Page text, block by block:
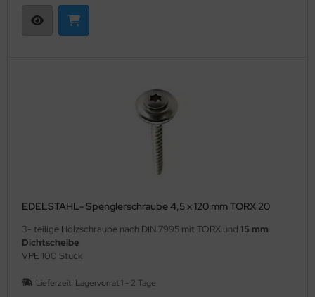
EDELSTAHL- Spenglerschraube 4,5 x 120 mm TORX 20
3- teilige Holzschraube nach DIN 7995 mit TORX und 15 mm
Dichtscheibe
VPE 100 Stück
Lieferzeit: Lagervorrat 1 - 2 Tage